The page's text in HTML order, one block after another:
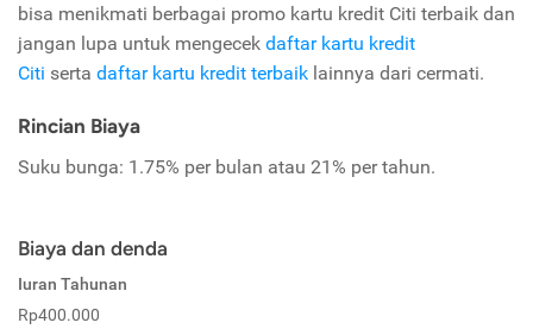
bisa menikmati berbagai promo kartu kredit Citi terbaik dan
jangan lupa untuk mengecek daftar kartu kredit
Citi serta daftar kartu kredit terbaik lainnya dari cermati.
Rincian Biaya
Suku bunga: 1.75% per bulan atau 21% per tahun.
Biaya dan denda
Iuran Tahunan
Rp400.000